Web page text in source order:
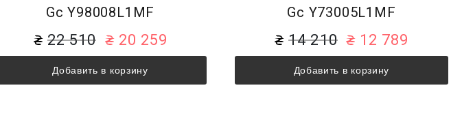
Gc Y98008L1MF
22 510 20 259
Добавить в корзину
Gc Y73005L1MF
14 210 12 789
Добавить в корзину